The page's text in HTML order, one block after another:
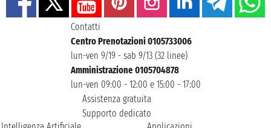
Contatti
Centro Prenotazioni 0105733006
lun-ven 9/19 - sab 9/13 (32 linee)
Amministrazione 0105704878
lun-ven 09:00 - 12:00 e 15:00 - 17:00
Assistenza gratuita
Supporto dedicato